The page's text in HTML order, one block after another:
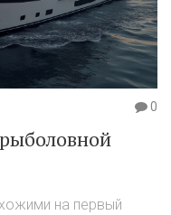
0
на первый